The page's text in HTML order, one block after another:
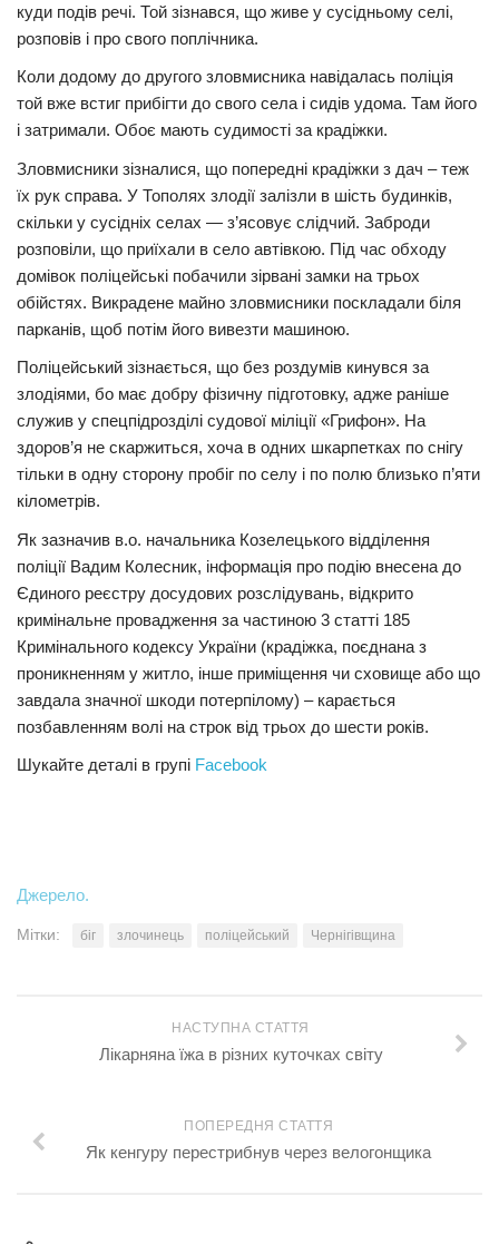
куди подів речі. Той зізнався, що живе у сусідньому селі,
розповів і про свого поплічника.
Коли додому до другого зловмисника навідалась поліція
той вже встиг прибігти до свого села і сидів удома. Там його
і затримали. Обоє мають судимості за крадіжки.
Зловмисники зізналися, що попередні крадіжки з дач – теж
їх рук справа. У Тополях злодії залізли в шість будинків,
скільки у сусідніх селах — з’ясовує слідчий. Заброди
розповіли, що приїхали в село автівкою. Під час обходу
домівок поліцейські побачили зірвані замки на трьох
обійстях. Викрадене майно зловмисники поскладали біля
парканів, щоб потім його вивезти машиною.
Поліцейський зізнається, що без роздумів кинувся за
злодіями, бо має добру фізичну підготовку, адже раніше
служив у спецпідрозділі судової міліції «Грифон». На
здоров’я не скаржиться, хоча в одних шкарпетках по снігу
тільки в одну сторону пробіг по селу і по полю близько п’яти
кілометрів.
Як зазначив в.о. начальника Козелецького відділення
поліції Вадим Колесник, інформація про подію внесена до
Єдиного реєстру досудових розслідувань, відкрито
кримінальне провадження за частиною 3 статті 185
Кримінального кодексу України (крадіжка, поєднана з
проникненням у житло, інше приміщення чи сховище або що
завдала значної шкоди потерпілому) – карається
позбавленням волі на строк від трьох до шести років.
Шукайте деталі в групі Facebook
Джерело.
Мітки: біг злочинець поліцейський Чернігівщина
НАСТУПНА СТАТТЯ
Лікарняна їжа в різних куточках світу
ПОПЕРЕДНЯ СТАТТЯ
Як кенгуру перестрибнув через велогонщика